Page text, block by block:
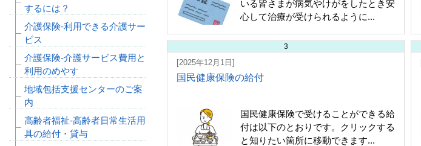
いる皆さまが病気やけがをしたとき安
心して治療が受けられるように...
3
[2025年12月1日]
国民健康保険の給付
国民健康保険で受けることができる給
付は以下のとおりです。クリックする
と知りたい箇所に移動できます...
するには？
介護保険‐利用できる介護サー
ビス
介護保険‐介護サービス費用と
利用のめやす
地域包括支援センターのご案
内
高齢者福祉‐高齢者日常生活用
具の給付・貸与